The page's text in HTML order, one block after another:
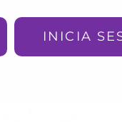
INICIA